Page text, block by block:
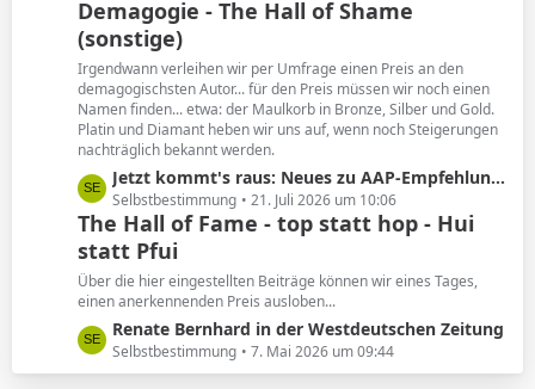
g
e
i
t
r
ä
g
e
z
t
e
B
e
i
t
r
ä
g
e
Demagogie - The Hall of Shame
(sonstige)
Irgendwann verleihen wir per Umfrage einen Preis an den
demagogischsten Autor... für den Preis müssen wir noch einen
Namen finden... etwa: der Maulkorb in Bronze, Silber und Gold.
Platin und Diamant heben wir uns auf, wenn noch Steigerungen
nachträglich bekannt werden.
L
e
t
z
t
e
B
e
i
Jetzt kommt's raus: Neues zu AAP-Empfehlung von 2012!
Selbstbestimmung 21. Juli 2026 um 10:06
The Hall of Fame - top statt hop - Hui
statt Pfui
Über die hier eingestellten Beiträge können wir eines Tages,
einen anerkennenden Preis ausloben...
L
e
t
Renate Bernhard in der Westdeutschen Zeitung
Selbstbestimmung 7. Mai 2026 um 09:44